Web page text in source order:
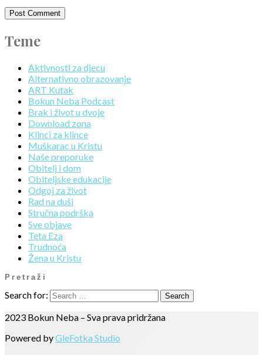
Teme
Aktivnosti za djecu
Alternativno obrazovanje
ART Kutak
Bokun Neba Podcast
Brak i život u dvoje
Download zona
Klinci za klince
Muškarac u Kristu
Naše preporuke
Obitelj i dom
Obiteljske edukacije
Odgoj za život
Rad na duši
Stručna podrška
Sve objave
Teta Eza
Trudnoća
Žena u Kristu
Pretraži
Search for:
2023 Bokun Neba – Sva prava pridržana
Powered byGleFotka Studio